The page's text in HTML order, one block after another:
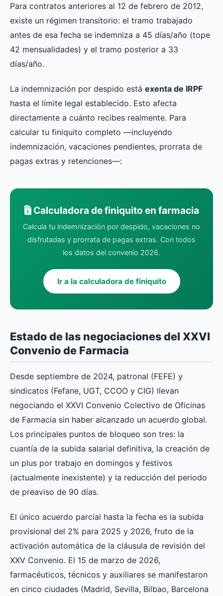
Para contratos anteriores al 12 de febrero de 2012,
existe un régimen transitorio: el tramo trabajado
antes de esa fecha se indemniza a 45 días/año (tope
42 mensualidades) y el tramo posterior a 33
días/año.
La indemnización por despido está exenta de IRPF
hasta el límite legal establecido. Esto afecta
directamente a cuánto recibes realmente. Para
calcular tu finiquito completo —incluyendo
indemnización, vacaciones pendientes, prorrata de
pagas extras y retenciones—:
Calculadora de finiquito en farmacia
Calcula tu indemnización por despido, vacaciones no
disfrutadas y prorrata de pagas extras. Con todos
los datos del convenio 2026.
Ir a la calculadora de finiquito
Estado de las negociaciones del XXVI
Convenio de Farmacia
Desde septiembre de 2024, patronal (FEFE) y
sindicatos (Fefane, UGT, CCOO y CIG) llevan
negociando el XXVI Convenio Colectivo de Oficinas
de Farmacia sin haber alcanzado un acuerdo global.
Los principales puntos de bloqueo son tres: la
cuantía de la subida salarial definitiva, la creación de
un plus por trabajo en domingos y festivos
(actualmente inexistente) y la reducción del periodo
de preaviso de 90 días.
El único acuerdo parcial hasta la fecha es la subida
provisional del 2% para 2025 y 2026, fruto de la
activación automática de la cláusula de revisión del
XXV Convenio. El 15 de marzo de 2026,
farmacéuticos, técnicos y auxiliares se manifestaron
en cinco ciudades (Madrid, Sevilla, Bilbao, Barcelona